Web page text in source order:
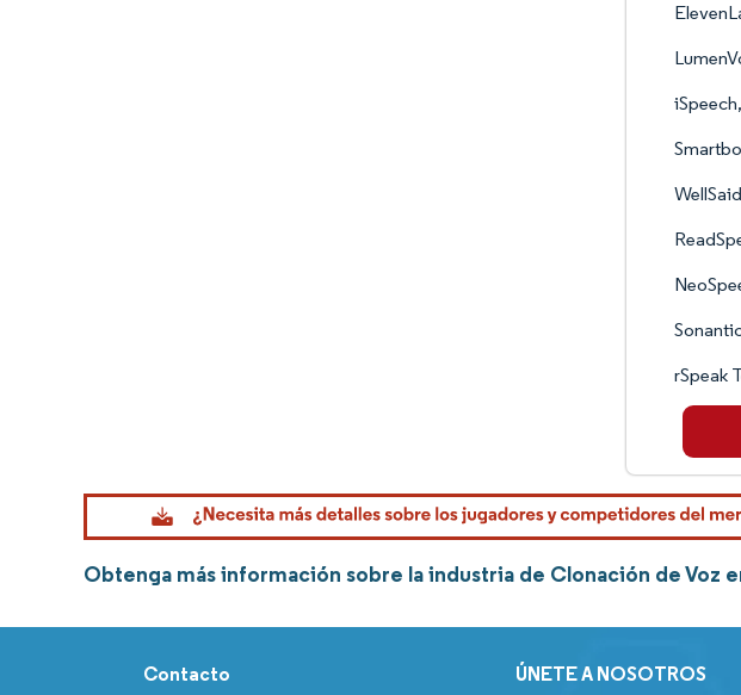
rSpeak
Obtenga más información sobre la industria de Clonación de Voz
Contacto ÚNETE A NOSOTROS